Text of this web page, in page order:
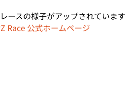
スの様子がアップされています
Race 公式ホームページ